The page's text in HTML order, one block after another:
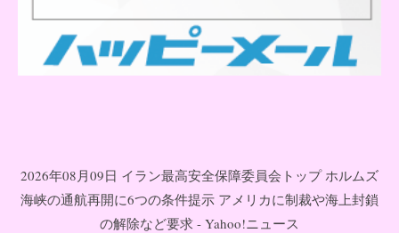
2026年08月09日 イラン最高安全保障委員会トップ ホルムズ
海峡の通航再開に6つの条件提示 アメリカに制裁や海上封鎖
の解除など要求 - Yahoo!ニュース